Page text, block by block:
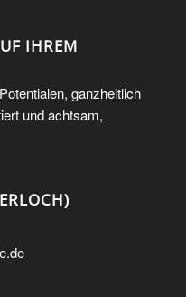
IHREM
ganzheitlich
und achtsam,